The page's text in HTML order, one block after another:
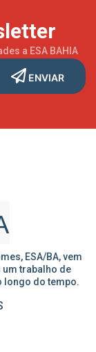
a ESA BAHIA
ENVIAR
ESA/BA, vem
trabalho de
longo do tempo.